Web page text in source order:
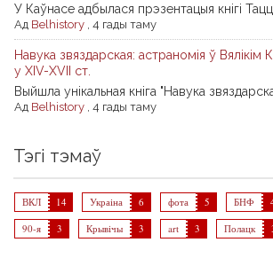
У Каўнасе адбылася прэзентацыя кнігі
Ад Belhistory 4 гады таму
Навука звяздарская: астраномія ў Вялікім
у XIV-XVII ст.
Выйшла унікальная кніга "Навука
Ад Belhistory 4 гады таму
Тэгі тэмаў
ВКЛ 14 Украіна 6 фота 5 БНФ
90-я
3 Крывічы 3 art 3 Полацк